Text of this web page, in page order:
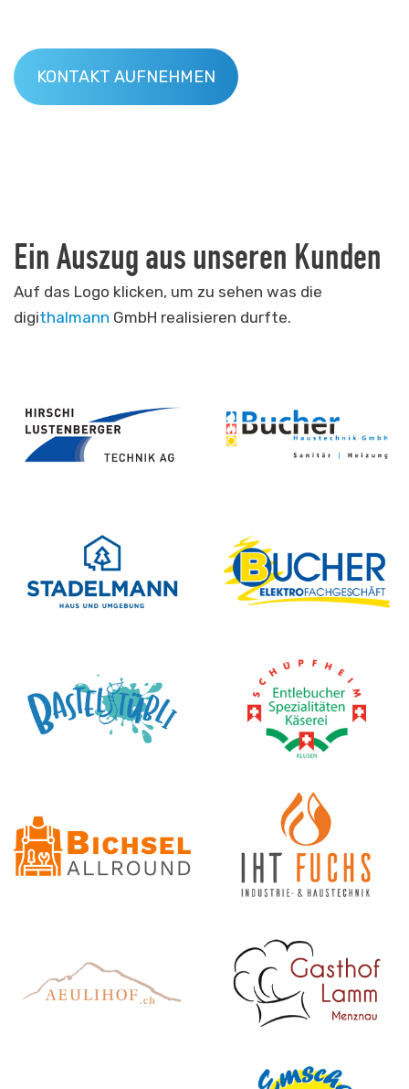
KONTAKT AUFNEHMEN
Ein Auszug aus unseren Kunden
Auf das Logo klicken, um zu sehen was die
digithalmann GmbH realisieren durfte.